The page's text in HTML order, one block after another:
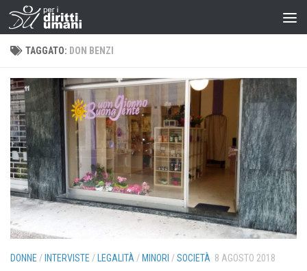
TAGGATO: DON BENZI
DONNE / INTERVISTE / LEGALITÀ / MINORI /SOCIETÀ 8 AGOSTO 2018